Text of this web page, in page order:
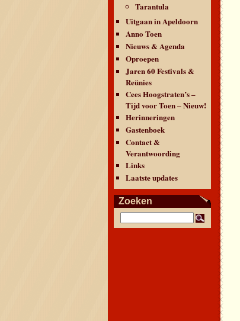
Tarantula
Uitgaan in Apeldoorn
Anno Toen
Nieuws & Agenda
Oproepen
Jaren 60 Festivals &
Reünies
Cees Hoogstraten’s –
Tijd voor Toen – Nieuw!
Herinneringen
Gastenboek
Contact &
Verantwoording
Links
Laatste updates
Zoeken